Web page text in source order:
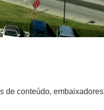
de conteúdo, embaixadores